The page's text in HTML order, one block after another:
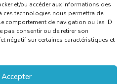
et/ou accéder aux informations des
ces technologies nous permettra de
comportement de navigation ou les ID
pas consentir ou de retirer son
négatif sur certaines caractéristiques et
Accepter